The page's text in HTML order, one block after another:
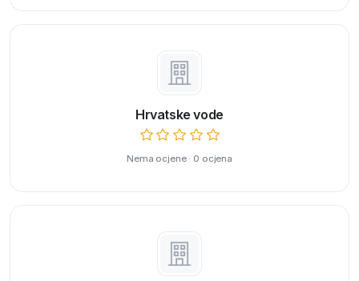
Hrvatske vode
Nema ocjene · 0 ocjena